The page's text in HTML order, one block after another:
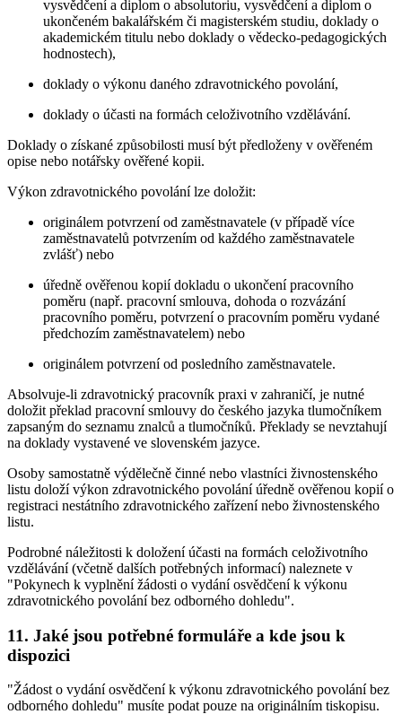
vysvědčení a diplom o absolutoriu, vysvědčení a diplom o
ukončeném bakalářském či magisterském studiu, doklady o
akademickém titulu nebo doklady o vědecko-pedagogických
hodnostech),
doklady o výkonu daného zdravotnického povolání,
doklady o účasti na formách celoživotního vzdělávání.
Doklady o získané způsobilosti musí být předloženy v ověřeném
opise nebo notářsky ověřené kopii.
Výkon zdravotnického povolání lze doložit:
originálem potvrzení od zaměstnavatele (v případě více
zaměstnavatelů potvrzením od každého zaměstnavatele
zvlášť) nebo
úředně ověřenou kopií dokladu o ukončení pracovního
poměru (např. pracovní smlouva, dohoda o rozvázání
pracovního poměru, potvrzení o pracovním poměru vydané
předchozím zaměstnavatelem) nebo
originálem potvrzení od posledního zaměstnavatele.
Absolvuje-li zdravotnický pracovník praxi v zahraničí, je nutné
doložit překlad pracovní smlouvy do českého jazyka tlumočníkem
zapsaným do seznamu znalců a tlumočníků. Překlady se nevztahují
na doklady vystavené ve slovenském jazyce.
Osoby samostatně výdělečně činné nebo vlastníci živnostenského
listu doloží výkon zdravotnického povolání úředně ověřenou kopií o
registraci nestátního zdravotnického zařízení nebo živnostenského
listu.
Podrobné náležitosti k doložení účasti na formách celoživotního
vzdělávání (včetně dalších potřebných informací) naleznete v
"Pokynech k vyplnění žádosti o vydání osvědčení k výkonu
zdravotnického povolání bez odborného dohledu".
11. Jaké jsou potřebné formuláře a kde jsou k
dispozici
"Žádost o vydání osvědčení k výkonu zdravotnického povolání bez
odborného dohledu" musíte podat pouze na originálním tiskopisu.